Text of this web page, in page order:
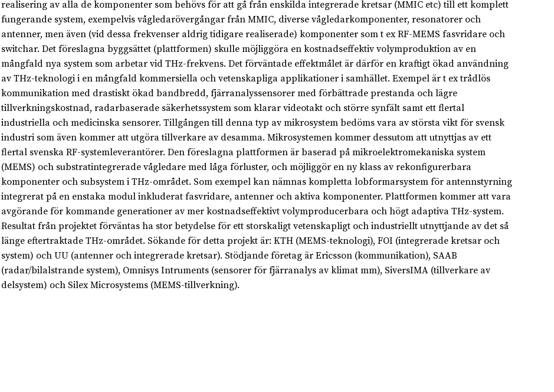
realisering av alla de komponenter som behövs för att gå från enskilda integrerade kretsar (MMIC etc) till ett komplett
fungerande system, exempelvis vågledarövergångar från MMIC, diverse vågledarkomponenter, resonatorer och
antenner, men även (vid dessa frekvenser aldrig tidigare realiserade) komponenter som t ex RF-MEMS fasvridare och
switchar. Det föreslagna byggsättet (plattformen) skulle möjliggöra en kostnadseffektiv volymproduktion av en
mångfald nya system som arbetar vid THz-frekvens. Det förväntade effektmålet är därför en kraftigt ökad användning
av THz-teknologi i en mångfald kommersiella och vetenskapliga applikationer i samhället. Exempel är t ex trådlös
kommunikation med drastiskt ökad bandbredd, fjärranalyssensorer med förbättrade prestanda och lägre
tillverkningskostnad, radarbaserade säkerhetssystem som klarar videotakt och större synfält samt ett flertal
industriella och medicinska sensorer. Tillgången till denna typ av mikrosystem bedöms vara av största vikt för svensk
industri som även kommer att utgöra tillverkare av desamma. Mikrosystemen kommer dessutom att utnyttjas av ett
flertal svenska RF-systemleverantörer. Den föreslagna plattformen är baserad på mikroelektromekaniska system
(MEMS) och substratintegrerade vågledare med låga förluster, och möjliggör en ny klass av rekonfigurerbara
komponenter och subsystem i THz-området. Som exempel kan nämnas kompletta lobformarsystem för antennstyrning
integrerat på en enstaka modul inkluderat fasvridare, antenner och aktiva komponenter. Plattformen kommer att vara
avgörande för kommande generationer av mer kostnadseffektivt volymproducerbara och högt adaptiva THz-system.
Resultat från projektet förväntas ha stor betydelse för ett storskaligt vetenskapligt och industriellt utnyttjande av det så
länge eftertraktade THz-området. Sökande för detta projekt är: KTH (MEMS-teknologi), FOI (integrerade kretsar och
system) och UU (antenner och integrerade kretsar). Stödjande företag är Ericsson (kommunikation), SAAB
(radar/bilalstrande system), Omnisys Intruments (sensorer för fjärranalys av klimat mm), SiversIMA (tillverkare av
delsystem) och Silex Microsystems (MEMS-tillverkning).